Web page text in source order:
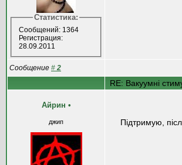
Статистика:
Сообщений: 1364
Регистрация:
28.09.2011
Сообщение # 2
RE: Вакуумні
Айрин •
джип Підтримую,